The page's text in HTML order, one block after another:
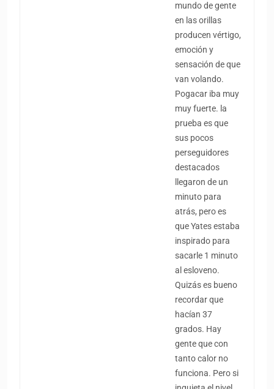
mundo de gente
en las orillas
producen vértigo,
emoción y
sensación de que
van volando.
Pogacar iba muy
muy fuerte. la
prueba es que
sus pocos
perseguidores
destacados
llegaron de un
minuto para
atrás, pero es
que Yates estaba
inspirado para
sacarle 1 minuto
al esloveno.
Quizás es bueno
recordar que
hacían 37
grados. Hay
gente que con
tanto calor no
funciona. Pero si